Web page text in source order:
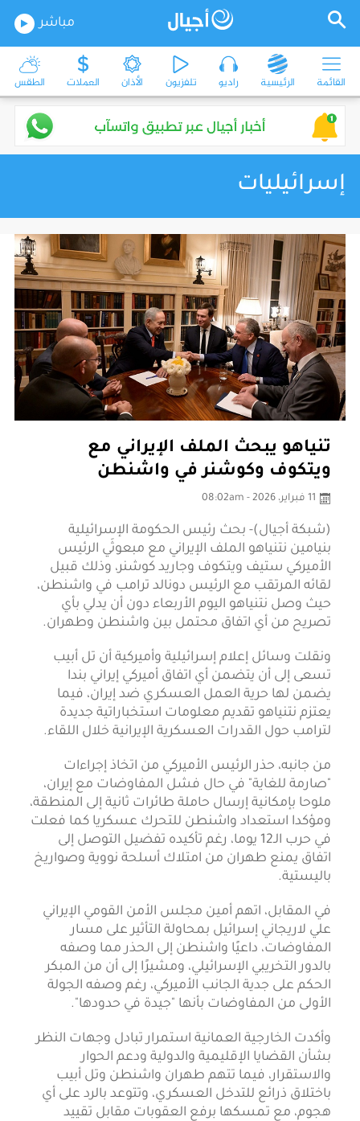
مباشر
القائمة الرئيسية راديو تلفزيون الأذان العملات الطقس
إسرائيليات
تنياهو يبحث الملف الإيراني مع
ويتكوف وكوشنر في واشنطن
11 فبراير، 2026 - 08:02am
(شبكة أجيال)- بحث رئيس الحكومة الإسرائيلية
بنيامين نتنياهو الملف الإيراني مع مبعوثَي الرئيس
الأميركي ستيف ويتكوف وجاريد كوشنر، وذلك قبيل
لقائه المرتقب مع الرئيس دونالد ترامب في واشنطن،
حيث وصل نتنياهو اليوم الأربعاء دون أن يدلي بأي
تصريح من أي اتفاق محتمل بين واشنطن وطهران.
ونقلت وسائل إعلام إسرائيلية وأميركية أن تل أبيب
تسعى إلى أن يتضمن أي اتفاق أميركي إيراني بندا
يضمن لها حرية العمل العسكري ضد إيران، فيما
يعتزم نتنياهو تقديم معلومات استخباراتية جديدة
لترامب حول القدرات العسكرية الإيرانية خلال اللقاء.
من جانبه، حذر الرئيس الأميركي من اتخاذ إجراءات
"صارمة للغاية" في حال فشل المفاوضات مع إيران،
ملوحا بإمكانية إرسال حاملة طائرات ثانية إلى المنطقة،
ومؤكدا استعداد واشنطن للتحرك عسكريا كما فعلت
في حرب الـ12 يوما، رغم تأكيده تفضيل التوصل إلى
اتفاق يمنع طهران من امتلاك أسلحة نووية وصواريخ
باليستية.
في المقابل، اتهم أمين مجلس الأمن القومي الإيراني
علي لاريجاني إسرائيل بمحاولة التأثير على مسار
المفاوضات، داعيًا واشنطن إلى الحذر مما وصفه
بالدور التخريبي الإسرائيلي، ومشيرًا إلى أن من المبكر
الحكم على جدية الجانب الأميركي، رغم وصفه الجولة
الأولى من المفاوضات بأنها "جيدة في حدودها".
وأكدت الخارجية العمانية استمرار تبادل وجهات النظر
بشأن القضايا الإقليمية والدولية ودعم الحوار
والاستقرار، فيما تتهم طهران واشنطن وتل أبيب
باختلاق ذرائع للتدخل العسكري، وتتوعد بالرد على أي
هجوم، مع تمسكها برفع العقوبات مقابل تقييد